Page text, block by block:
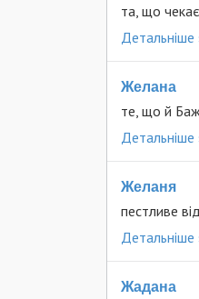
та, що
Детальніше
Желана
те, що й
Детальніше
Желаня
пестливе від
Детальніше
Жадана